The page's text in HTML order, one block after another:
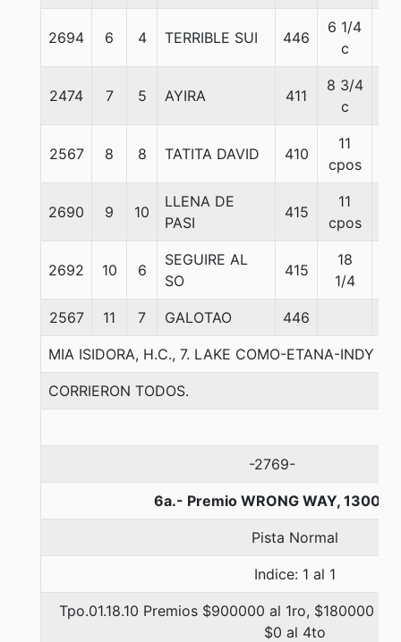
2694 6 4 TERRIBLE SUI 446
6 1/4
c
2474 7 5 AYIRA 411
8 3/4
c
2567 8 8 TATITA DAVID 410
11
cpos
2690 9 10
LLENA DE
PASI
415
11
cpos
2692 10 6
SEGUIRE AL
SO
415
18
1/4
2567 11 7 GALOTAO 446
MIA ISIDORA, H.C., 7. LAKE COMO-ETANA-INDY
CORRIERON TODOS.
-2769-
6a.- Premio WRONG WAY, 1300
Pista Normal
Indice: 1 al 1
Tpo.01.18.10 Premios $900000 al 1ro, $180000
$0 al 4to